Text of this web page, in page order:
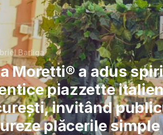
Dorombach
Joannides, Verita
School:
AI-ului să
elevilor